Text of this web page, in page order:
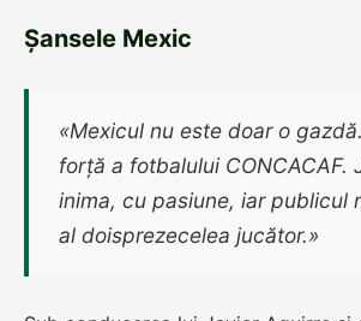
Șansele Mexic
«Mexicul nu este doar o
forță a fotbalului CONCACAF.
inima, cu pasiune, iar publicul
al doisprezecelea jucător.»